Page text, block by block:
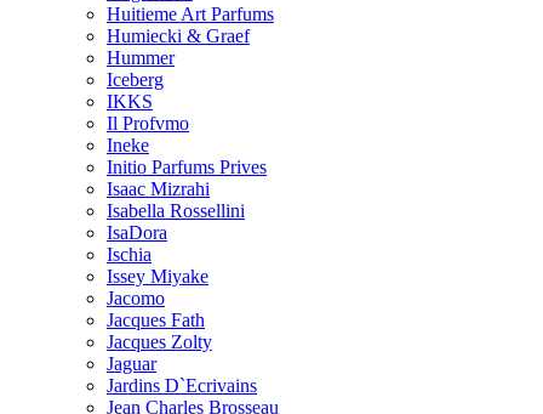
Huitieme Art Parfums
Humiecki & Graef
Hummer
Iceberg
IKKS
Il Profvmo
Ineke
Initio Parfums Prives
Isaac Mizrahi
Isabella Rossellini
IsaDora
Ischia
Issey Miyake
Jacomo
Jacques Fath
Jacques Zolty
Jaguar
Jardins D`Ecrivains
Jean Charles Brosseau